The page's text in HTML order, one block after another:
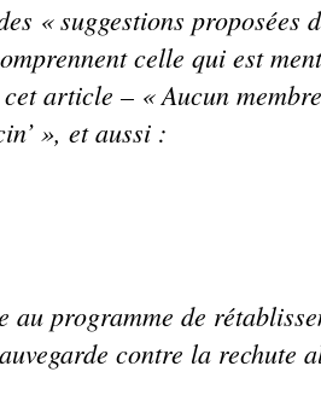
« suggestions proposées
celle qui est
article – « Aucun
», et aussi :
programme de
contre la rechute